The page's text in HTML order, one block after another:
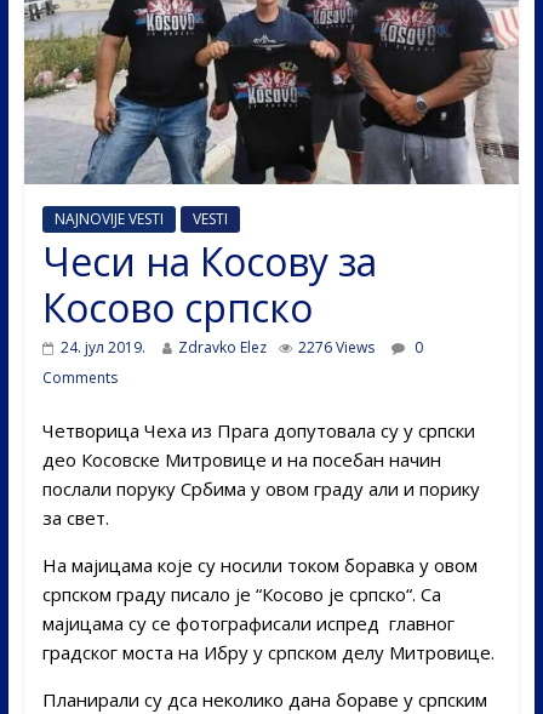
NAJNOVIJE VESTI VESTI
Чеси на Косову за
Косово српско
24. јул 2019. Zdravko Elez 2276 Views
0
Comments
Четворица Чеха из Прага допутовала су у српски
део Косовске Митровице и на посебан начин
послали поруку Србима у овом граду али и порику
за свет.
На мајицама које су носили током боравка у овом
српском граду писало је “Косово је српско“. Са
мајицама су се фотографисали испред главног
градског моста на Ибру у српском делу Митровице.
Планирали су дса неколико дана бораве у српским